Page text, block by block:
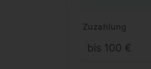
Zuzahlung